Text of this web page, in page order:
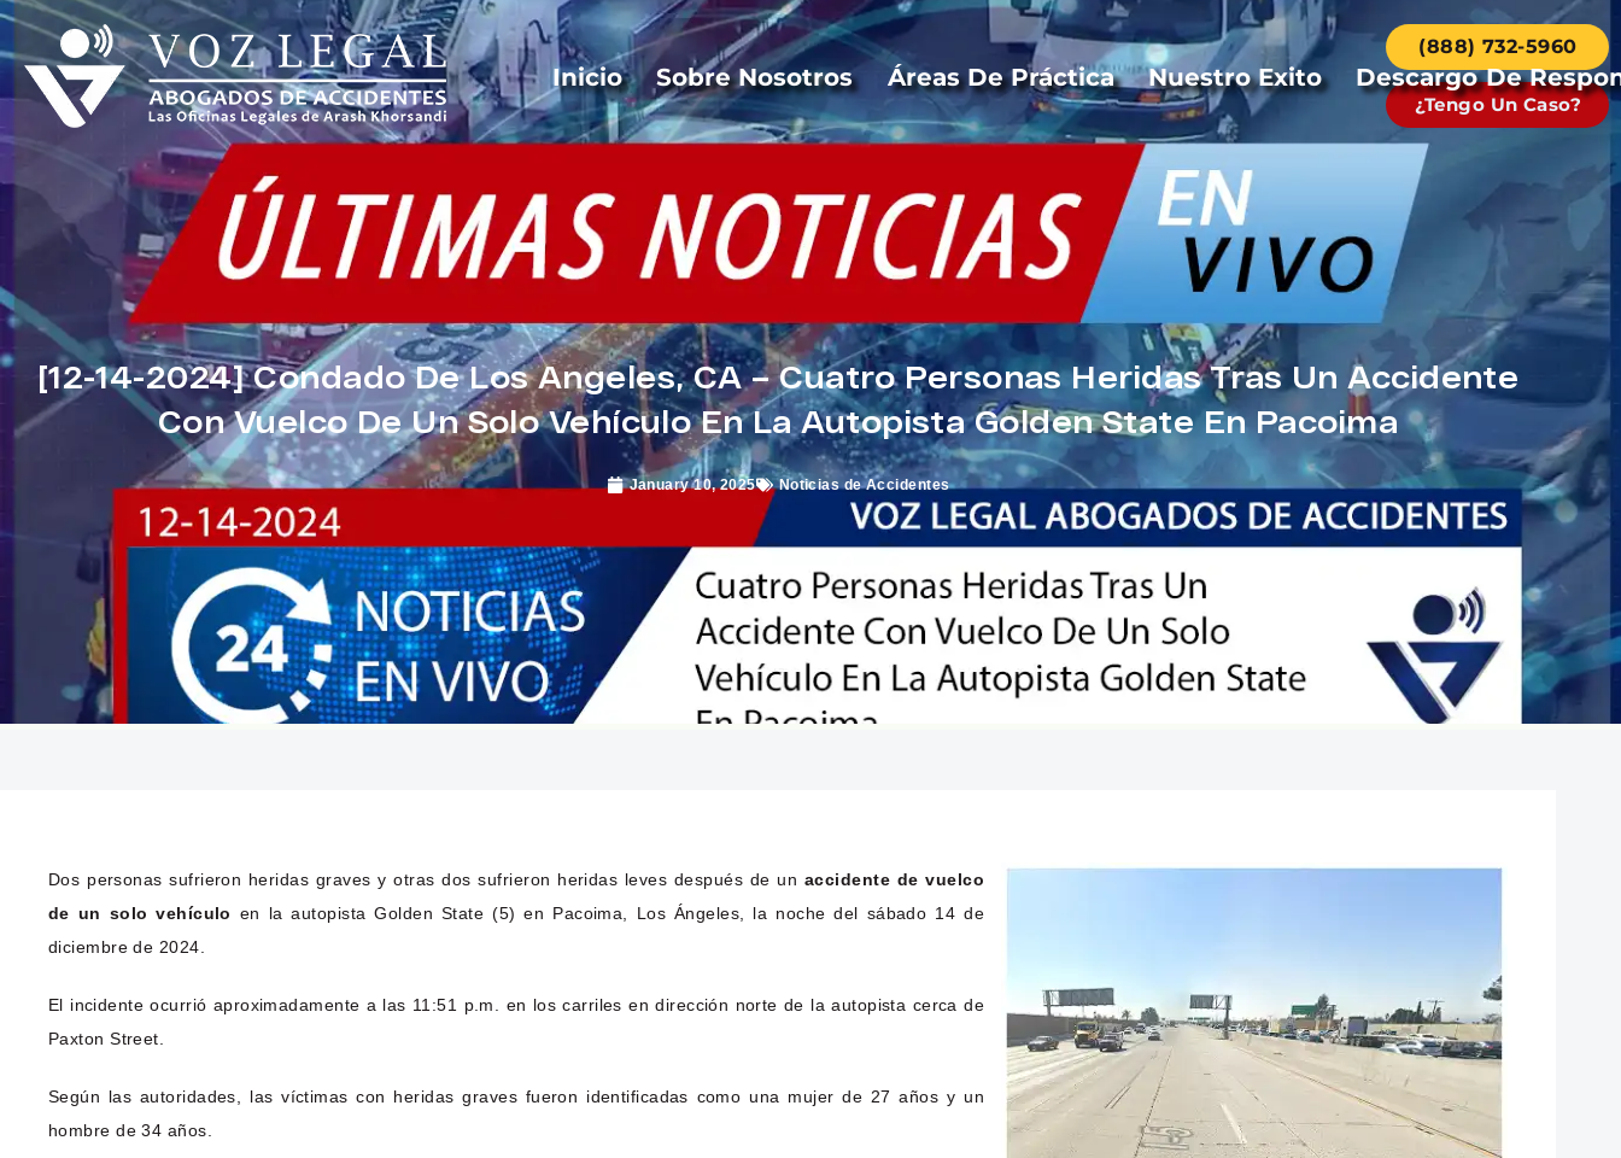
Inicio Sobre Nosotros Áreas De Práctica Nuestro Exito Descargo De
(888) 732-5960
¿Tengo Un Caso?
[12-14-2024] Condado De Los Angeles, CA – Cuatro Personas Heridas Tras Un Accidente
Con Vuelco De Un Solo Vehículo En La Autopista Golden State En Pacoima
January 10, 2025 Noticias de Accidentes
Dos personas sufrieron heridas graves y otras dos sufrieron heridas leves después de un accidente de vuelco
de un solo vehículo en la autopista Golden State (5) en Pacoima, Los Ángeles, la noche del sábado 14 de
diciembre de 2024.
El incidente ocurrió aproximadamente a las 11:51 p.m. en los carriles en dirección norte de la autopista cerca de
Paxton Street.
Según las autoridades, las víctimas con heridas graves fueron identificadas como una mujer de 27 años y un
hombre de 34 años.